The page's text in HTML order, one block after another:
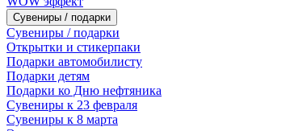
Сувениры / подарки
Сувениры / подарки
Открытки и стикерпаки
Подарки автомобилисту
Подарки детям
Подарки ко Дню нефтяника
Сувениры к 23 февраля
Сувениры к 8 марта